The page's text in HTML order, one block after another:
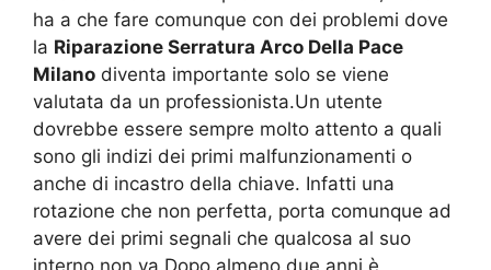
ha a che fare comunque con dei problemi dove
la Riparazione Serratura Arco Della Pace
Milano diventa importante solo se viene
valutata da un professionista.Un utente
dovrebbe essere sempre molto attento a quali
sono gli indizi dei primi malfunzionamenti o
anche di incastro della chiave. Infatti una
rotazione che non perfetta, porta comunque ad
avere dei primi segnali che qualcosa al suo